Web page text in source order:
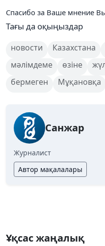
Спасибо за Ваше мнение
Тағы да оқыңыздар
новости Казахстана
мәлімдеме
өзіне
бермеген
Мұқановқа
Санжар
Журналист
Автор мақалалары
Ұқсас жаңалық